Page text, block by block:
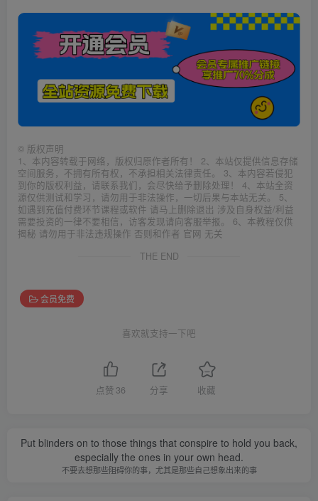
© 版权声明
1、本内容转载于网络，版权归原作者所有！ 2、本站仅提供信息存储
空间服务，不拥有所有权，不承担相关法律责任。 3、本内容若侵犯
到你的版权利益，请联系我们，会尽快给予删除处理！ 4、本站全资
源仅供测试和学习，请勿用于非法操作，一切后果与本站无关。 5、
如遇到充值付费环节课程或软件 请马上删除退出 涉及自身权益/利益
需要投资的一律不要相信，访客发现请向客服举报。 6、本教程仅供
揭秘 请勿用于非法违规操作 否则和作者 官网 无关
THE END
会员免费
喜欢就支持一下吧
点赞 36 分享 收藏
Put blinders on to those things that conspire to hold you back,
especially the ones in your own head.
不要去想那些阻碍你的事，尤其是那些自己想象出来的事